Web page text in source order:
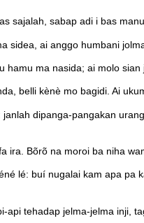
sajalah, sabap adi i bas
sidea, ai anggo humbani
ma nasida; ai molo
belli kènè mo bagidi. Ai
dipanga-pangakan
Bõrõ na moroi ba niha
lé: buí nugalai kam apa
tehadap jelma-jelma inji,